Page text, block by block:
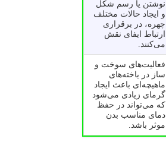
نوشتن یا رسم شکل
و ایجاد حالات مختلف
چهره، در برقراری
ارتباط ایفای نقش
می‌کنند.
فعالیت‌های سوخت و
ساز در یاخته‌های
ماهیچه‌ای باعث ایجاد
گرمای زیادی می‌شود
که می‌تواند در حفظ
دمای مناسب بدن
موثر باشد.